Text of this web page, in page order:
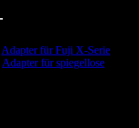
Adapter für Fuji X-Serie
Adapter für spiegellose